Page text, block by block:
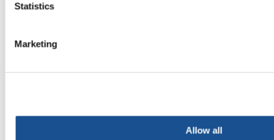
Statistics
Marketing
Allow all